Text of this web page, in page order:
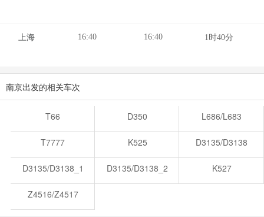
上海 16:40 16:40 1时40分
南京出发的相关车次
T66 D350 L686/L683
T7777 K525 D3135/D3138
D3135/D3138_1 D3135/D3138_2 K527
Z4516/Z4517